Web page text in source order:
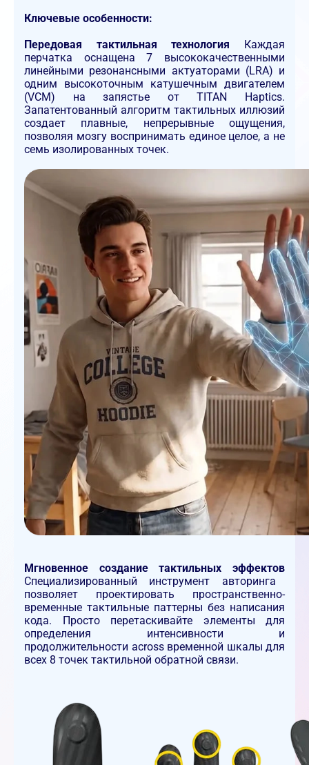
Ключевые особенности:
Передовая тактильная технология Каждая
перчатка оснащена 7 высококачественными
линейными резонансными актуаторами (LRA) и
одним высокоточным катушечным двигателем
(VCM) на запястье от TITAN Haptics.
Запатентованный алгоритм тактильных иллюзий
создает плавные, непрерывные ощущения,
позволяя мозгу воспринимать единое целое, а не
семь изолированных точек.
Мгновенное создание тактильных эффектов
Специализированный инструмент авторинга
позволяет проектировать пространственно-
временные тактильные паттерны без написания
кода. Просто перетаскивайте элементы для
определения интенсивности и
продолжительности across временной шкалы для
всех 8 точек тактильной обратной связи.